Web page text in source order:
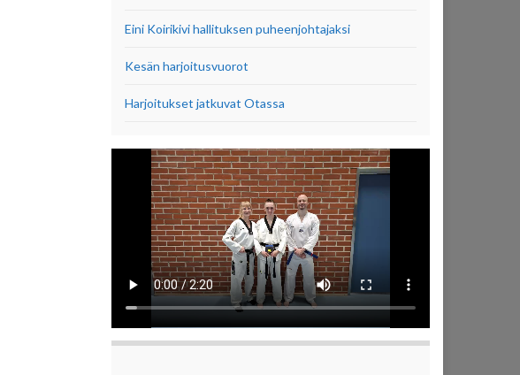
Eini Koirikivi hallituksen puheenjohtajaksi
Kesän harjoitusvuorot
Harjoitukset jatkuvat Otassa